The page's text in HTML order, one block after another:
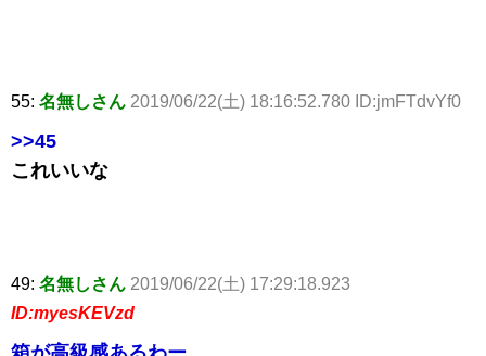
55: 名無しさん 2019/06/22(土) 18:16:52.780 ID:jmFTdvYf0
>>45
これいいな
49: 名無しさん 2019/06/22(土) 17:29:18.923
ID:myesKEVzd